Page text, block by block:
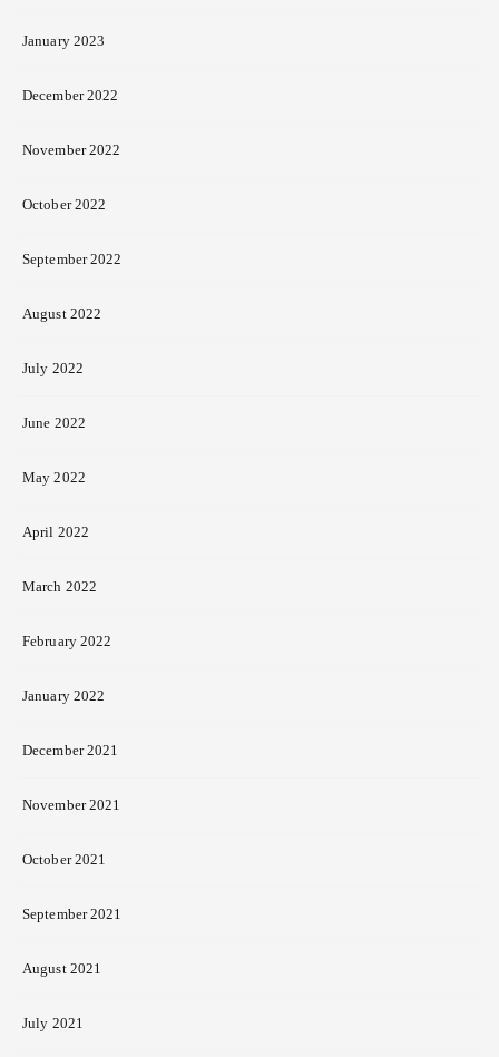
January 2023
December 2022
November 2022
October 2022
September 2022
August 2022
July 2022
June 2022
May 2022
April 2022
March 2022
February 2022
January 2022
December 2021
November 2021
October 2021
September 2021
August 2021
July 2021